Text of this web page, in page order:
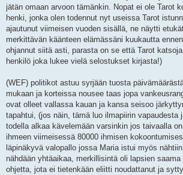
jätän omaan arvoon tämänkin. Nopat ei ole Tarot
henki, jonka olen todennut nyt useissa Tarot
ajautunut viimeisen vuoden sisällä, ne näytti
merkittävän käänteen elämässäni kuukautta
ohjannut siitä asti, parasta on se että Tarot
henkilö joka lukee vielä selostukset kirjasta!)
(WEF) politikot astuu syrjään tuosta
mukaan ja korteissa nousee taas jopa
ovat olleet vallassa kauan ja kansa seisoo
tapahtui, (jos näin, tämä luo ilmapiirin vapaudesta
todella alkaa kävelemään varsinkin jos taivaalla
ihmeen viimeisessä 80000 ihmisen
läpinäkyvä valopallo jossa Maria istui myös
nähdään yhtäaikaa, merkillisintä oli lapsien
ohjetta, jota ei tietenkään eliitti noudattanut ja